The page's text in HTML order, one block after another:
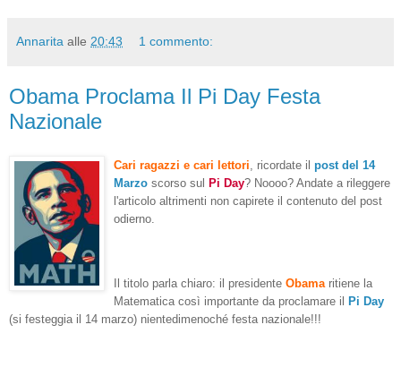
Annarita alle 20:43 1 commento:
Obama Proclama Il Pi Day Festa
Nazionale
Cari ragazzi e cari lettori, ricordate il post del 14
Marzo scorso sul Pi Day? Noooo? Andate a rileggere
l'articolo altrimenti non capirete il contenuto del post
odierno.
Il titolo parla chiaro: il presidente Obama ritiene la
Matematica così importante da proclamare il Pi Day
(si festeggia il 14 marzo) nientedimenoché festa nazionale!!!